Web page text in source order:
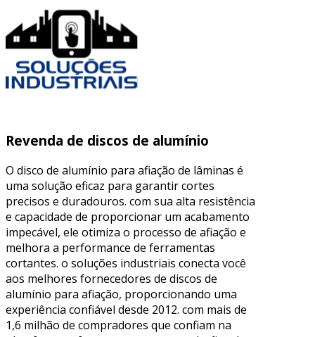
Revenda de discos de alumínio
O disco de alumínio para afiação de lâminas é
uma solução eficaz para garantir cortes
precisos e duradouros. com sua alta resistência
e capacidade de proporcionar um acabamento
impecável, ele otimiza o processo de afiação e
melhora a performance de ferramentas
cortantes. o soluções industriais conecta você
aos melhores fornecedores de discos de
alumínio para afiação, proporcionando uma
experiência confiável desde 2012. com mais de
1,6 milhão de compradores que confiam na